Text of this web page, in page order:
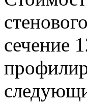
сечение